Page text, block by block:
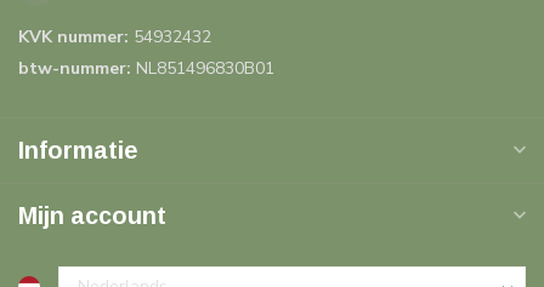
KVK nummer: 54932432
btw-nummer: NL851496830B01
Informatie
Mijn account